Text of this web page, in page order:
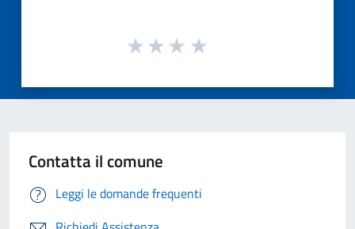
Contatta il comune
Leggi le domande frequenti